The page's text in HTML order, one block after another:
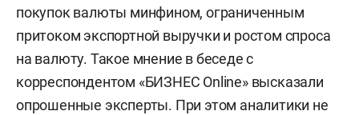
покупок валюты минфином, ограниченным
притоком экспортной выручки и ростом спроса
на валюту. Такое мнение в беседе с
корреспондентом «БИЗНЕС Online» высказали
опрошенные эксперты. При этом аналитики не